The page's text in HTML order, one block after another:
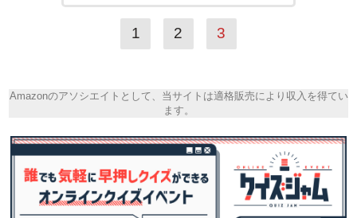
1 2 3
Amazonのアソシエイトとして、当サイトは適格販売により収入を得てい
ます。